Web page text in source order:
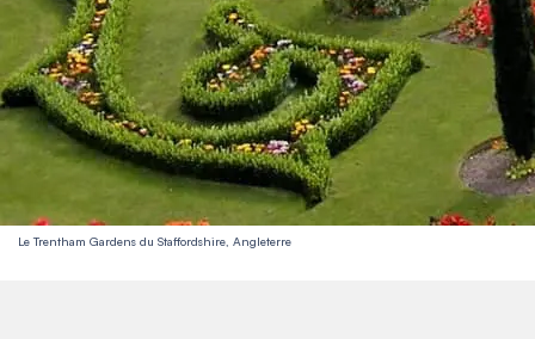
Le Trentham Gardens du Staffordshire, Angleterre